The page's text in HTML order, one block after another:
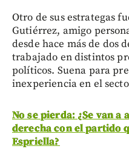
Otro de sus estrategas
Gutiérrez, amigo
desde hace más de dos
trabajado en distintos
políticos. Suena para
inexperiencia en el
No se pierda: ¿Se van
derecha con el partido
Espriella?